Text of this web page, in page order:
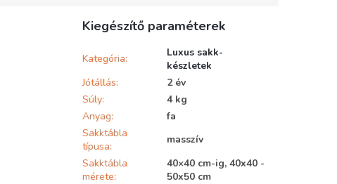
Kiegészítő paraméterek
Kategória:
Luxus sakk-
készletek
Jótállás:
2 év
Súly:
4 kg
Anyag:
fa
Sakktábla
típusa:
masszív
Sakktábla
mérete:
40×40 cm-ig, 40x40 -
50x50 cm